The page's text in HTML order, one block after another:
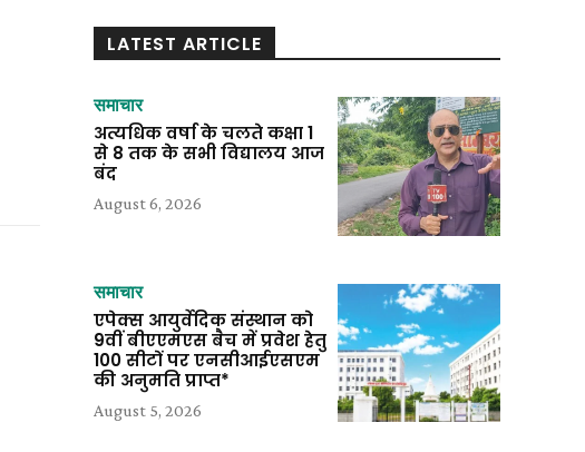
LATEST ARTICLE
समाचार
अत्यधिक वर्षा के चलते कक्षा 1
से 8 तक के सभी विद्यालय आज
बंद
August 6, 2026
समाचार
एपेक्स आयुर्वेदिक संस्थान को
9वीं बीएएमएस बैच में प्रवेश हेतु
100 सीटों पर एनसीआईएसएम
की अनुमति प्राप्त*
August 5, 2026